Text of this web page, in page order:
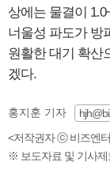
상에는 물결이
너울성 파도가 방
원활한 대기 확산
겠다.
홍지훈 기자
<저작권자 ⓒ 비즈엔
※ 보도자료 및 기사제